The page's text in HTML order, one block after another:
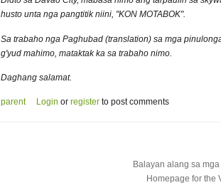
husto unta nga pangtitik niini, "KON MOTABOK".
Sa trabaho nga Paghubad (translation) sa mga
g'yud mahimo, mataktak ka sa trabaho nimo.
Daghang salamat.
parent Login or register to post comments
Balayan alang sa
Homepage for the